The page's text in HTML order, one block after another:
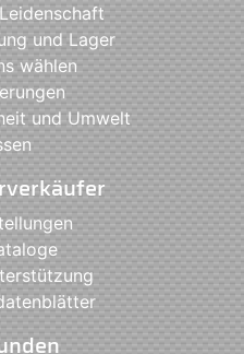
und Lager
wählen
und Umwelt